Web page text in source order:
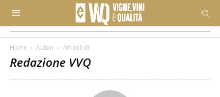
Home Autori Articoli di
Redazione VVQ